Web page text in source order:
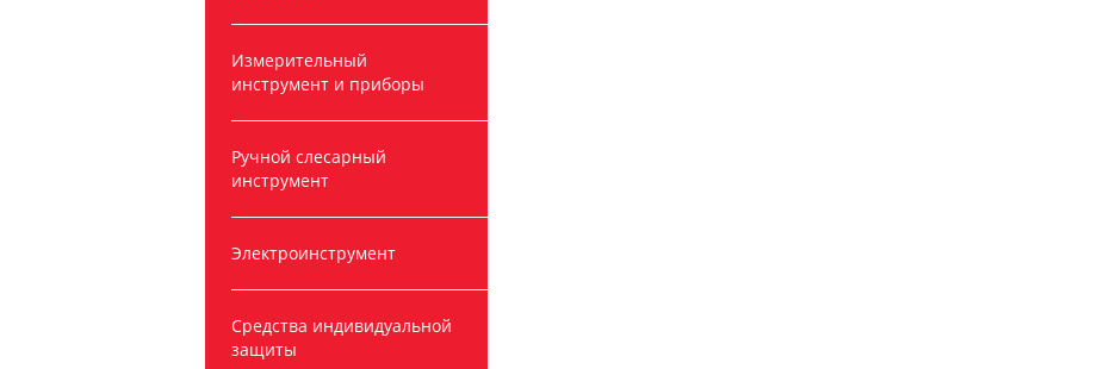
Измерительный
инструмент и приборы
Ручной слесарный
инструмент
Электроинструмент
Средства индивидуальной
защиты